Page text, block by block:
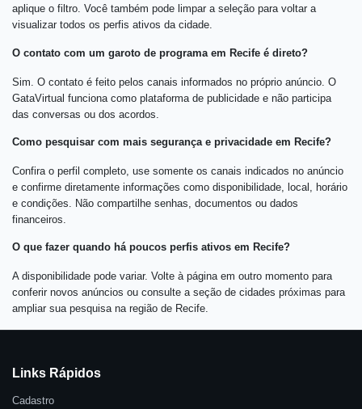
aplique o filtro. Você também pode limpar a seleção para voltar a
visualizar todos os perfis ativos da cidade.
O contato com um garoto de programa em Recife é direto?
Sim. O contato é feito pelos canais informados no próprio anúncio. O
GataVirtual funciona como plataforma de publicidade e não participa
das conversas ou dos acordos.
Como pesquisar com mais segurança e privacidade em Recife?
Confira o perfil completo, use somente os canais indicados no anúncio
e confirme diretamente informações como disponibilidade, local, horário
e condições. Não compartilhe senhas, documentos ou dados
financeiros.
O que fazer quando há poucos perfis ativos em Recife?
A disponibilidade pode variar. Volte à página em outro momento para
conferir novos anúncios ou consulte a seção de cidades próximas para
ampliar sua pesquisa na região de Recife.
Links Rápidos
Cadastro